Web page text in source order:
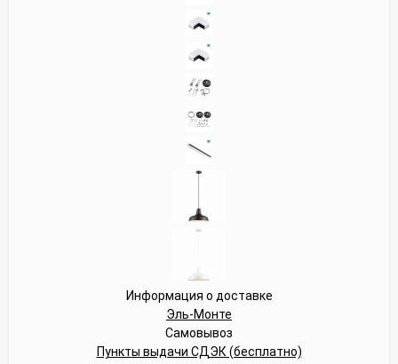
Информация о доставке
Эль-Монте
Самовывоз
Пункты выдачи СДЭК (бесплатно)